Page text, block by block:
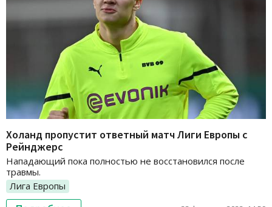
Холанд пропустит ответный матч Лиги Европы с
Рейнджерс
Нападающий пока полностью не восстановился после
травмы.
Лига Европы